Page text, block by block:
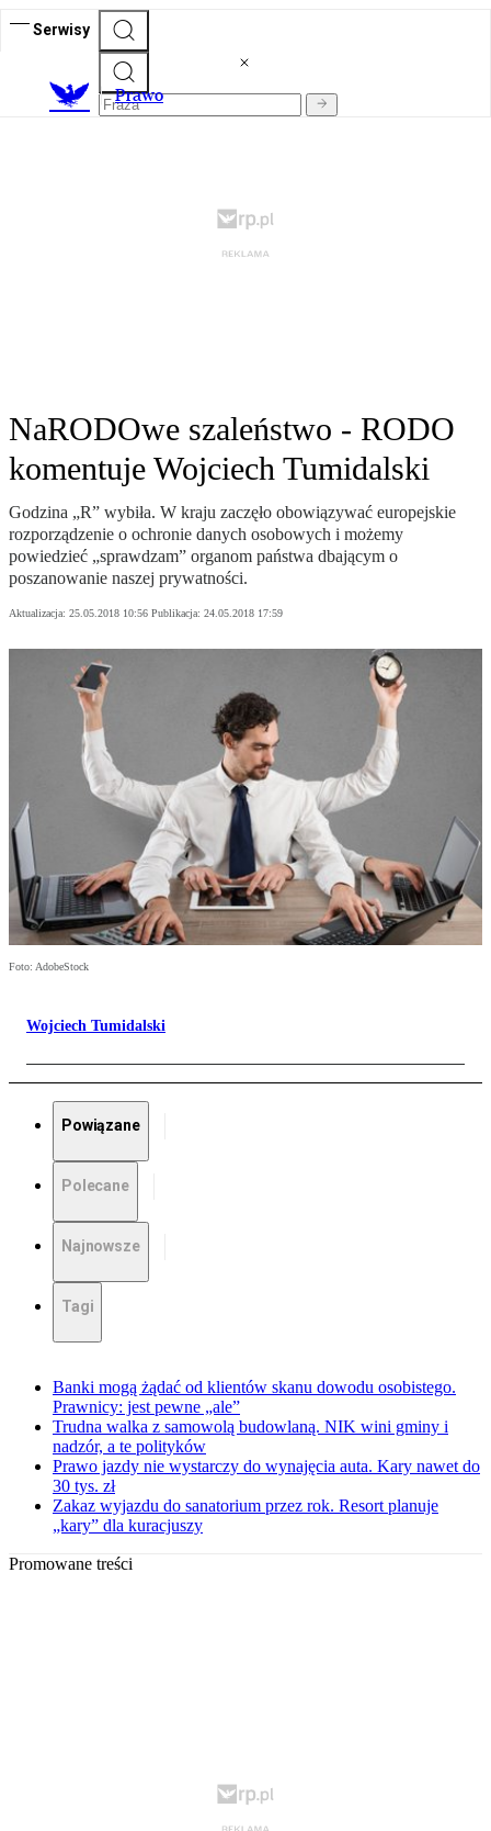
Serwisy
Prawo
NaRODOwe szaleństwo - RODO
komentuje Wojciech Tumidalski
Godzina „R” wybiła. W kraju zaczęło obowiązywać europejskie
rozporządzenie o ochronie danych osobowych i możemy
powiedzieć „sprawdzam” organom państwa dbającym o
poszanowanie naszej prywatności.
Aktualizacja: 25.05.2018 10:56 Publikacja: 24.05.2018 17:59
Foto: AdobeStock
Wojciech Tumidalski
Powiązane
Polecane
Najnowsze
Tagi
Banki mogą żądać od klientów skanu dowodu osobistego.
Prawnicy: jest pewne „ale”
Trudna walka z samowolą budowlaną. NIK wini gminy i
nadzór, a te polityków
Prawo jazdy nie wystarczy do wynajęcia auta. Kary nawet do
30 tys. zł
Zakaz wyjazdu do sanatorium przez rok. Resort planuje
„kary” dla kuracjuszy
Promowane treści